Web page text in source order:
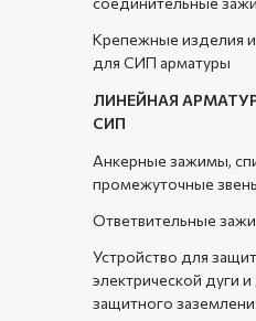
ЛИНЕЙНАЯ
СИП
Устройство для
электрической дуги
защитного
Ответвительные
Анкерные зажимы,
промежуточные
Крепежные изделия
для СИП арматуры